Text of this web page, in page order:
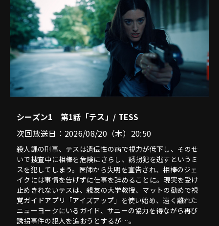
シーズン1 第1話「テス」/ TESS
次回放送日：2026/08/20（木）20:50
殺人課の刑事、テスは遺伝性の病で視力が低下し、そのせ
いで捜査中に相棒を危険にさらし、誘拐犯を逃すというミ
スを犯してしまう。医師から失明を宣告され、相棒のジェ
イクには事情を告げずに仕事を辞めることに。現実を受け
止めきれないテスは、親友の大学教授、マットの勧めで視
覚ガイドアプリ「アイズアップ」を使い始め、遠く離れた
ニューヨークにいるガイド、サニーの協力を得ながら再び
誘拐事件の犯人を追おうとするが…。